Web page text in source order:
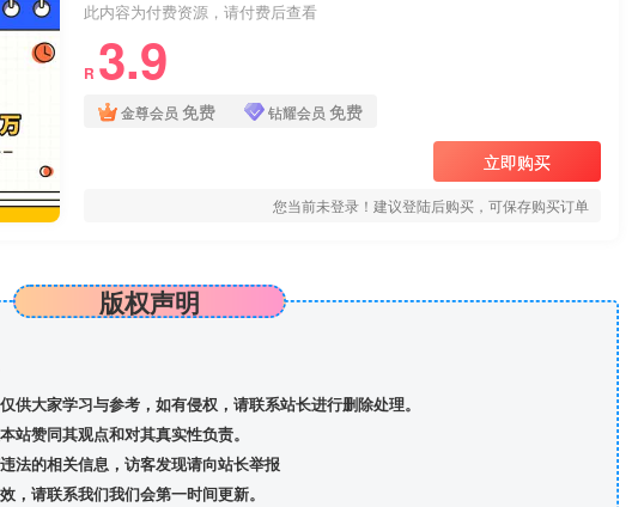
此内容为付费资源，请付费后查看
R 3.9
金尊会员 免费 钻耀会员 免费
立即购买
您当前未登录！建议登陆后购买，可保存购买订单
版权声明
供大家学习与参考，如有侵权，请联系站长进行删除处理。
站赞同其观点和对其真实性负责。
法的相关信息，访客发现请向站长举报
，请联系我们我们会第一时间更新。